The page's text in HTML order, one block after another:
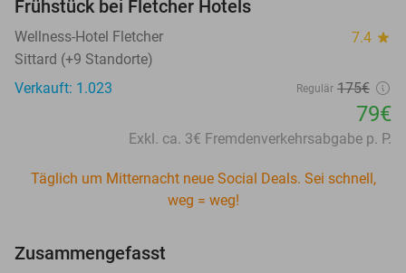
Frühstück bei Fletcher Hotels
Wellness-Hotel Fletcher 7.4 star
Sittard (+9 Standorte)
Verkauft: 1.023
Regulär 175€
79€
Exkl. ca. 3€ Fremdenverkehrsabgabe p. P.
Täglich um Mitternacht neue Social Deals. Sei schnell,
weg = weg!
Zusammengefasst